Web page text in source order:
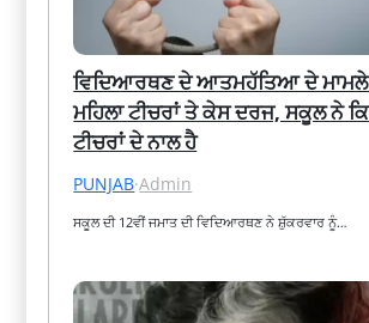
ਵਿਦਿਆਰਥਣ ਦੇ ਆਤਮਹੱਤਿਆ ਦੇ ਮਾਮਲੇ
ਮਹਿਲਾ ਟੀਚਰਾਂ ਤੇ ਕੇਸ ਦਰਜ, ਸਕੂਲ ਨੇ
ਟੀਚਰਾਂ ਦੇ ਨਾਲ ਹੈ
PUNJAB·Admin
ਸਕੂਲ ਦੀ 12ਵੀਂ ਜਮਾਤ ਦੀ ਵਿਦਿਆਰਥਣ ਨੇ ਸ਼ੁੱਕਰਵਾਰ ਨੂੰ…